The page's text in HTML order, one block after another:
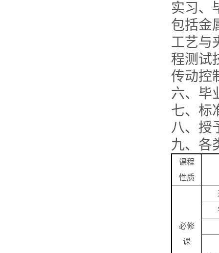
实习、
包括金
工艺与
程测试
传动控
六、毕
七、标
八、授
九、各
课程
性质
必修
课